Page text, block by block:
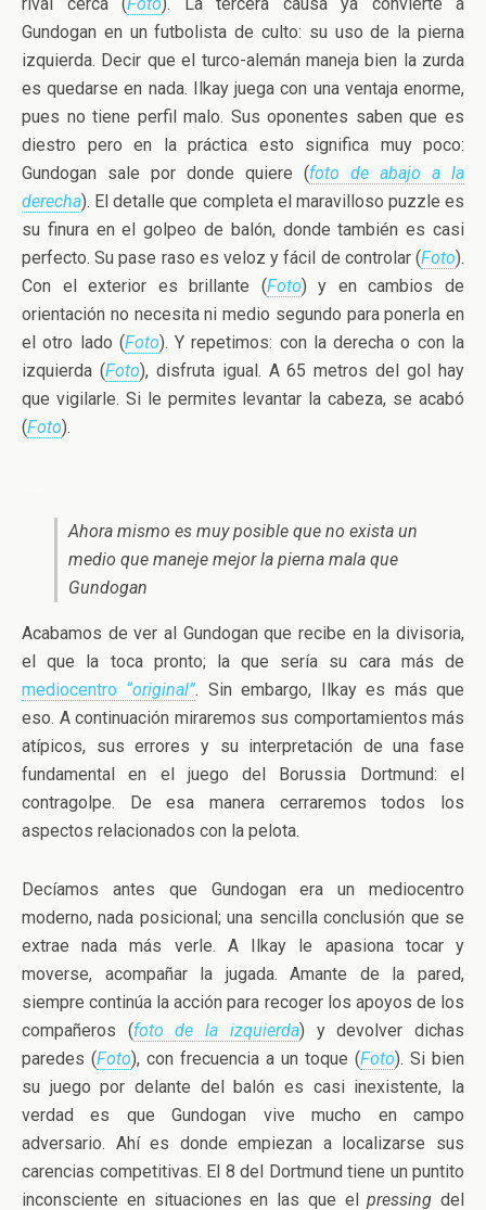
Gundogan en un futbolista de culto: su uso de la pierna
izquierda. Decir que el turco-alemán maneja bien la zurda
es quedarse en nada. Ilkay juega con una ventaja enorme,
pues no tiene perfil malo. Sus oponentes saben que es
diestro pero en la práctica esto significa muy poco:
Gundogan sale por donde quiere (foto de abajo a la
derecha). El detalle que completa el maravilloso puzzle es
su finura en el golpeo de balón, donde también es casi
perfecto. Su pase raso es veloz y fácil de controlar (Foto).
Con el exterior es brillante (Foto) y en cambios de
orientación no necesita ni medio segundo para ponerla en
el otro lado (Foto). Y repetimos: con la derecha o con la
izquierda (Foto), disfruta igual. A 65 metros del gol hay
que vigilarle. Si le permites levantar la cabeza, se acabó
(Foto).
Ahora mismo es muy posible que no exista un
medio que maneje mejor la pierna mala que
Gundogan
Acabamos de ver al Gundogan que recibe en la divisoria,
el que la toca pronto; la que sería su cara más de
mediocentro “original”. Sin embargo, Ilkay es más que
eso. A continuación miraremos sus comportamientos más
atípicos, sus errores y su interpretación de una fase
fundamental en el juego del Borussia Dortmund: el
contragolpe. De esa manera cerraremos todos los
aspectos relacionados con la pelota.
Decíamos antes que Gundogan era un mediocentro
moderno, nada posicional; una sencilla conclusión que se
extrae nada más verle. A Ilkay le apasiona tocar y
moverse, acompañar la jugada. Amante de la pared,
siempre continúa la acción para recoger los apoyos de los
compañeros (foto de la izquierda) y devolver dichas
paredes (Foto), con frecuencia a un toque (Foto). Si bien
su juego por delante del balón es casi inexistente, la
verdad es que Gundogan vive mucho en campo
adversario. Ahí es donde empiezan a localizarse sus
carencias competitivas. El 8 del Dortmund tiene un puntito
inconsciente en situaciones en las que elpressing del